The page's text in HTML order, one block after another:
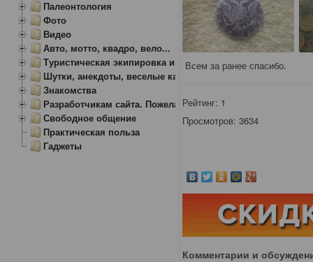
Всем за ранее спасибо.
Рейтинг: 1
Просмотров: 3634
Комментарии и
Палеонтология
Фото
Видео
Авто, мотто, квадро, вело...
Туристическая экипировка и снаряжение
Шутки, анекдоты, веселые картинки
Знакомства
Разработчикам сайта. Пожелания, замечания.
Свободное общение
Практическая польза
Гаджеты